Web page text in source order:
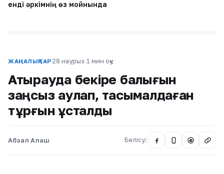
енді әркімнің өз мойнында
ЖАҢАЛЫҚТАР 28 наурыз·1 мин оқу
Атырауда бекіре балығын
заңсыз аулап, тасымалдаған
тұрғын ұсталды
Абзал Алаш Бөлісу: @